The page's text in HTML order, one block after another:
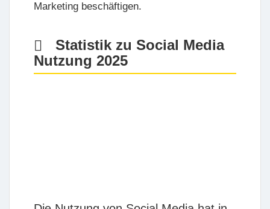
Marketing beschäftigen.
Statistik zu Social Media
Nutzung 2025